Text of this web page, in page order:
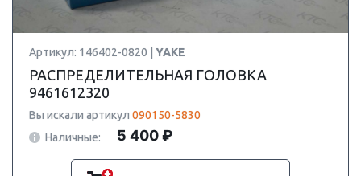
Артикул: 146402-0820 | YAKE
РАСПРЕДЕЛИТЕЛЬНАЯ ГОЛОВКА
9461612320
Вы искали артикул 090150-5830
Наличные:
5 400 ₽